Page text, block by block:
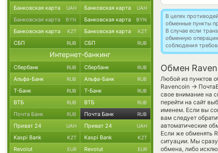
В целях
обменные пункты
В случае если
обменную
соблюдения
Обмен
Любой из пунктов
Ravencoin →
свое внимание на
перейти на сайт
именем. Если вы
вам следует
автоматические
Если же обменять
ситуации. Мы
обмена, либо
Банковская карта UAH Банковская карта UAH
Банковская карта BYN Банковская карта BYN
Банковская карта KZT Банковская карта KZT
СБП RUB СБП RUB
Интернет-банкинг
Сбербанк RUB Сбербанк RUB
Альфа-Банк RUB Альфа-Банк RUB
Т-Банк RUB Т-Банк RUB
ВТБ RUB ВТБ RUB
Почта Банк RUB Почта Банк RUB
Приват 24 UAH Приват 24 UAH
Kaspi Bank KZT Kaspi Bank KZT
Revolut EUR Revolut EUR